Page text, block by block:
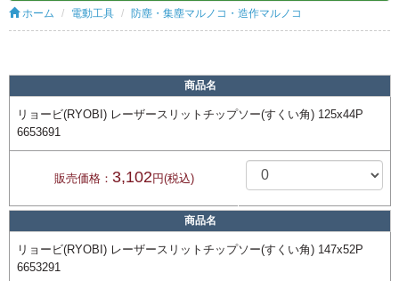
ホーム 電動工具 防塵・集塵マルノコ・造作マルノコ
商品名
リョービ(RYOBI) レーザースリットチップソー(すくい角) 125x44P
6653691
販売価格： 3,102 円(税込)
商品名
リョービ(RYOBI) レーザースリットチップソー(すくい角) 147x52P
6653291